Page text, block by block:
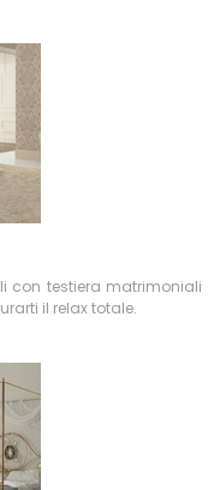
con testiera matrimoniali
il relax totale.